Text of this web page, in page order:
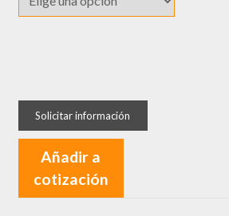
Manija
Jupiter
SEGUREX
Añadir a
cotización